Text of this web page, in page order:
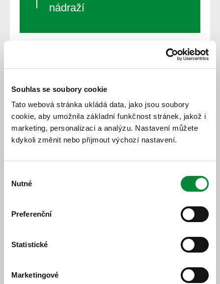
Souhlas se soubory cookie
Tato webová stránka ukládá data, jako jsou soubory
cookie, aby umožnila základní funkčnost stránek, jakož i
marketing, personalizaci a analýzu. Nastavení můžete
kdykoli změnit nebo přijmout výchozí nastavení.
souhlasu
Nutné
Preferenční
Statistické
Marketingové
nádraží
Jízdní řád
Jízdní řád Změnový jízdní řád